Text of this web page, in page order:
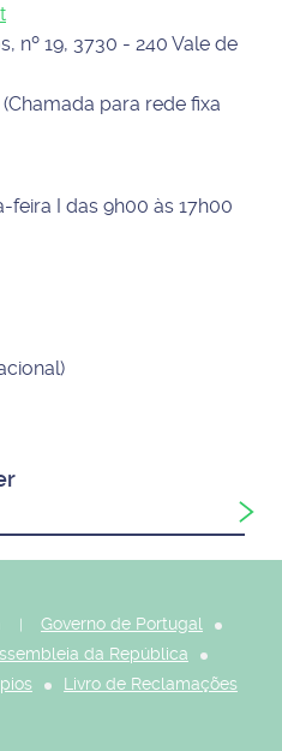
nº 19, 3730 - 240 Vale de
(Chamada para rede fixa
feira I das 9h00 às 17h00
|
Governo de Portugal
da República
Livro de Reclamações